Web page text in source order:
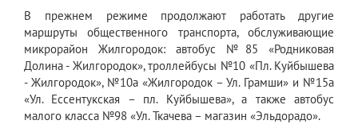
В прежнем режиме продолжают работать другие
маршруты общественного транспорта, обслуживающие
микрорайон Жилгородок: автобус №85 «Родниковая
Долина - Жилгородок», троллейбусы №10 «Пл. Куйбышева
- Жилгородок», №10а «Жилгородок – Ул. Грамши» и №15а
«Ул. Ессентукская – пл. Куйбышева», а также автобус
малого класса №98 «Ул. Ткачева – магазин «Эльдорадо».